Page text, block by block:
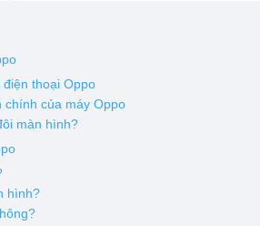
thoại Oppo
chính của máy Oppo
màn hình?
hình?